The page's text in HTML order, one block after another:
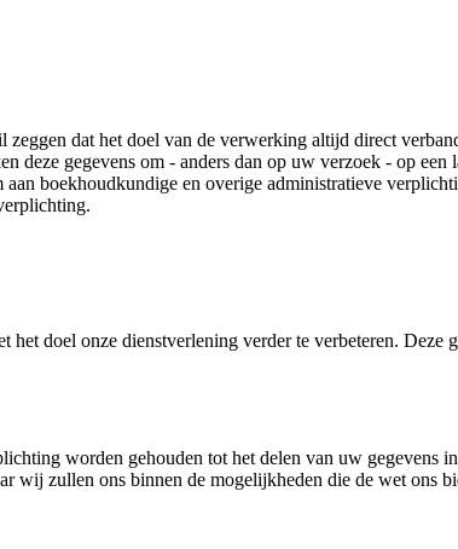
dat het doel van de verwerking altijd direct
deze gegevens om - anders dan op uw verzoek - op
boekhoudkundige en overige administratieve
doel onze dienstverlening verder te verbeteren. Deze
worden gehouden tot het delen van uw gegevens
zullen ons binnen de mogelijkheden die de wet ons